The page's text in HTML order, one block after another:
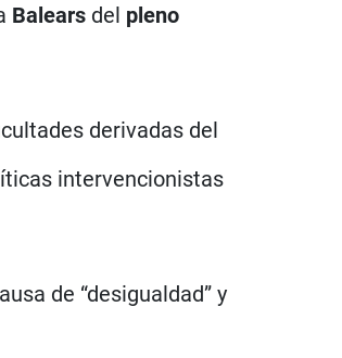
Balears del pleno
derivadas del
intervencionistas
de “desigualdad” y